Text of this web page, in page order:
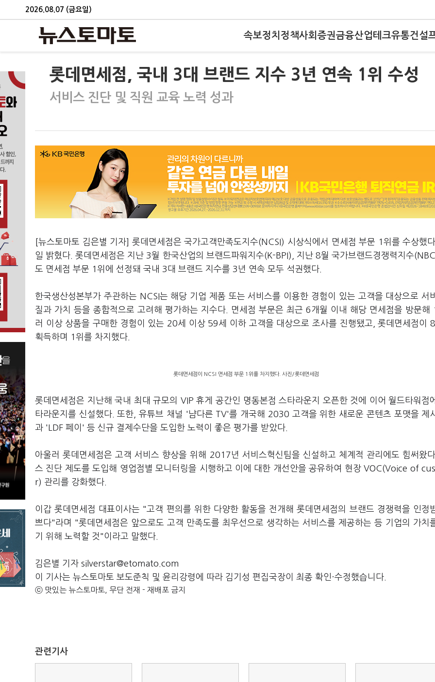
2026.08.07 (금요일)
속보정치 정책사회 증권금융산업테크유통건설
롯데면세점, 국내 3대 브랜드 지수 3년 연속 1위 수성
서비스 진단 및 직원 교육 노력 성과
[뉴스토마토 김은별 기자] 롯데면세점은 국가고객만족도지수(NCSI) 시상식에서 면세점 부문 1위를 수상했
일 밝혔다. 롯데면세점은 지난 3월 한국산업의 브랜드파워지수(K-BPI), 지난 8월 국가브랜드경쟁력지수
도 면세점 부문 1위에 선정돼 국내 3대 브랜드 지수를 3년 연속 모두 석권했다.
한국생산성본부가 주관하는 NCSI는 해당 기업 제품 또는 서비스를 이용한 경험이 있는 고객을 대상으로 서
질과 가치 등을 종합적으로 고려해 평가하는 지수다. 면세점 부문은 최근 6개월 이내 해당 면세점을 방문해
러 이상 상품을 구매한 경험이 있는 20세 이상 59세 이하 고객을 대상으로 조사를 진행됐고, 롯데면세점이
획득하며 1위를 차지했다.
롯데면세점이 NCSI 면세점 부문 1위를 차지했다. 사진/롯데면세점
롯데면세점은 지난해 국내 최대 규모의 VIP 휴게 공간인 명동본점 스타라운지 오픈한 것에 이어 월드타워점
타라운지를 신설했다. 또한, 유튜브 채널 '냠다른 TV'를 개국해 2030 고객을 위한 새로운 콘텐츠 포맷을 제
과 'LDF 페이' 등 신규 결제수단을 도입한 노력이 좋은 평가를 받았다.
아울러 롯데면세점은 고객 서비스 향상을 위해 2017년 서비스혁신팀을 신설하고 체계적 관리에도 힘써왔
스 진단 제도를 도입해 영업점별 모니터링을 시행하고 이에 대한 개선안을 공유하여 현장 VOC(Voice of
r) 관리를 강화했다.
이갑 롯데면세점 대표이사는 "고객 편의를 위한 다양한 활동을 전개해 롯데면세점의 브랜드 경쟁력을 인정
쁘다"라며 "롯데면세점은 앞으로도 고객 만족도를 최우선으로 생각하는 서비스를 제공하는 등 기업의 가치
기 위해 노력할 것"이라고 말했다.
김은별 기자 silverstar@etomato.com
이 기사는 뉴스토마토 보도준칙 및 윤리강령에 따라 김기성 편집국장이 최종 확인·수정했습니다.
ⓒ 맛있는 뉴스토마토, 무단 전재 - 재배포 금지
관련기사